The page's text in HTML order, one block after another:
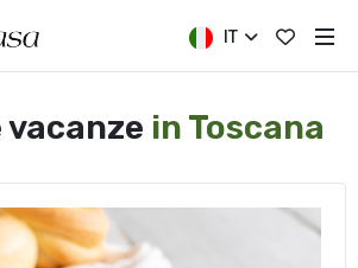
IT
vacanze in Toscana